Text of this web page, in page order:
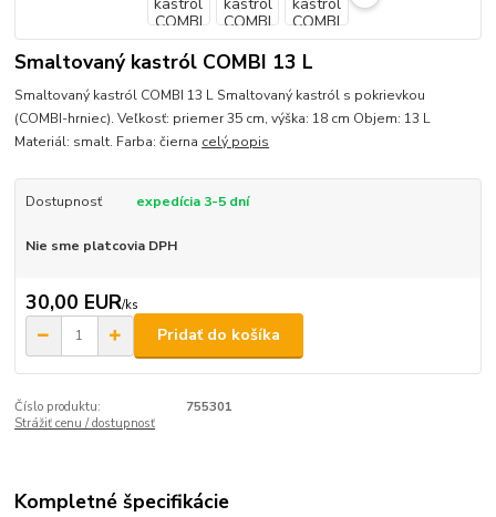
Smaltovaný kastról COMBI 13 L
Smaltovaný kastról COMBI 13 L Smaltovaný kastról s pokrievkou
(COMBI-hrniec). Veľkosť: priemer 35 cm, výška: 18 cm Objem: 13 L
Materiál: smalt. Farba: čierna celý popis
Dostupnosť expedícia 3-5 dní
Nie sme platcovia DPH
30,00 EUR/ks
Pridať do košíka
Číslo produktu:
755301
Strážiť cenu / dostupnosť
Kompletné špecifikácie